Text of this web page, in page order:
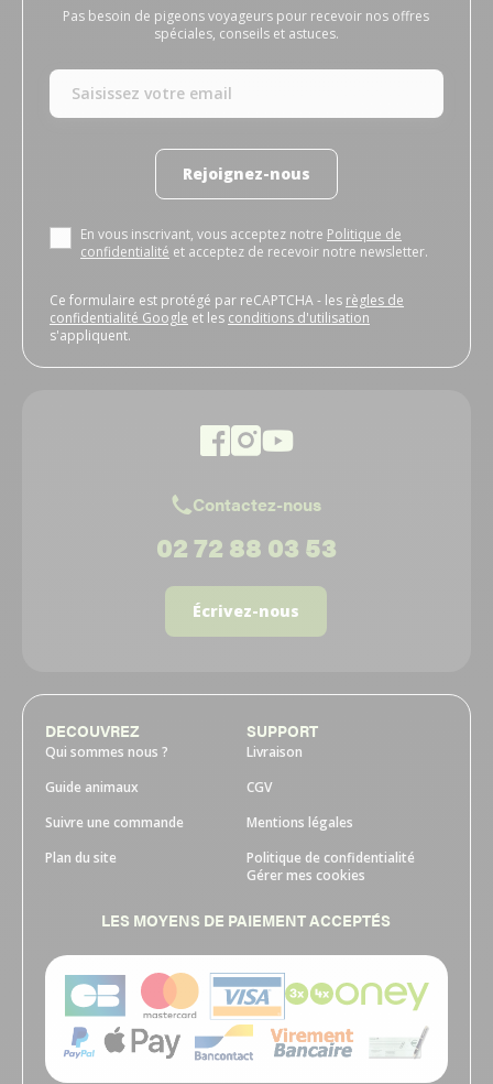
Pas besoin de pigeons voyageurs pour recevoir nos offres
spéciales, conseils et astuces.
Rejoignez-nous
En vous inscrivant, vous acceptez notre Politique de
confidentialité et acceptez de recevoir notre newsletter.
Ce formulaire est protégé par reCAPTCHA - les règles de
confidentialité Google et les conditions d'utilisation
s'appliquent.
Contactez-nous
02 72 88 03 53
Écrivez-nous
DECOUVREZ
Qui sommes nous ?
Guide animaux
Suivre une commande
Plan du site
SUPPORT
Livraison
CGV
Mentions légales
Politique de confidentialité
Gérer mes cookies
LES MOYENS DE PAIEMENT ACCEPTÉS